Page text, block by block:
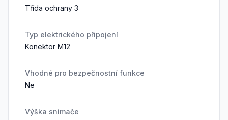
Třída ochrany 3
Typ elektrického připojení
Konektor M12
Vhodné pro bezpečnostní funkce
Ne
Výška snímače